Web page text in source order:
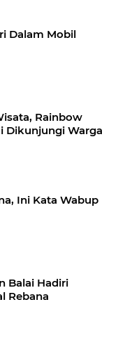
Dalam Mobil
Rainbow
Dikunjungi Warga
Ini Kata Wabup
Balai Hadiri
Rebana